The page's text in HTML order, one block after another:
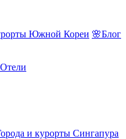
Южной Кореи 🌸Блог
и курорты Сингапура